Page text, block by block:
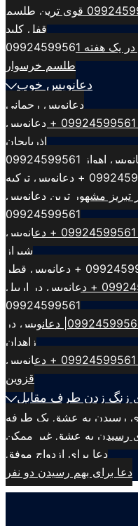
طلسم قفل و کلید 09924599561 قوی ترین طلسم
قفل کلید
09924599561
طلسم خرسوار
دعانویس خوب
دعانویس رحمانی
دعانویس در اذربایجان 09924599561 + دعانویس
اذربایجان
09924599561
تبریز مشهور ترین دعانویس
09924599561
دعانویس در شیراز 09924599561 + دعانویس
شیراز
دعانویس اربیل 09924599561 + دعانویس در اربیل
09924599561
دعانویس زاهدان 09924599561| دعانویس در
زاهدان
دعانویس در قزوین 09924599561 + دعانویس
قزوین
زنگ زدن طرف مقابل
رسیدن به عشق یک طرفه
رسیدن به عشق غیر ممکن
دعا برای ازدواج موفق
دعا برای بهم رسیدن دو نفر